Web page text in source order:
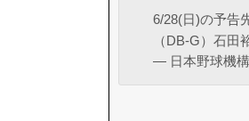
6/28(日)の予告
（DB-G）石田
— 日本野球機